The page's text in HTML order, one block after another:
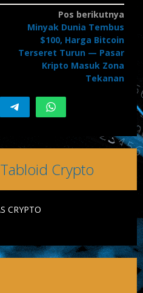
Pos berikutnya
Minyak Dunia Tembus
$100, Harga Bitcoin
Terseret Turun — Pasar
Kripto Masuk Zona
Tekanan
Tabloid Crypto
CRYPTO